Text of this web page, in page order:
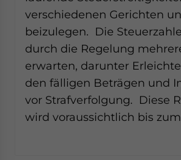
verschiedenen Gerichten
beizulegen. Die
durch die Regelung
erwarten, darunter
den fälligen Beträgen und
vor Strafverfolgung. Diese
wird voraussichtlich bis